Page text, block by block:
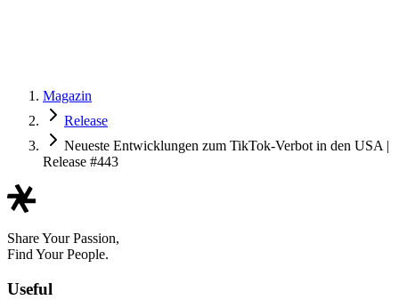
Magazin
Release
Neueste Entwicklungen zum TikTok-Verbot in den USA |
Release #443
Share Your Passion,
Find Your People.
Useful